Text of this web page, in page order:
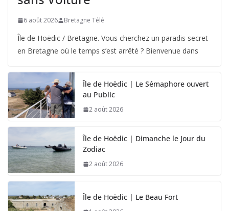
6 août 2026 Bretagne Télé
Île de Hoëdic / Bretagne. Vous cherchez un paradis secret
en Bretagne où le temps s’est arrêté ? Bienvenue dans
Île de Hoëdic | Le Sémaphore ouvert
au Public
2 août 2026
Île de Hoëdic | Dimanche le Jour du
Zodiac
2 août 2026
Île de Hoëdic | Le Beau Fort